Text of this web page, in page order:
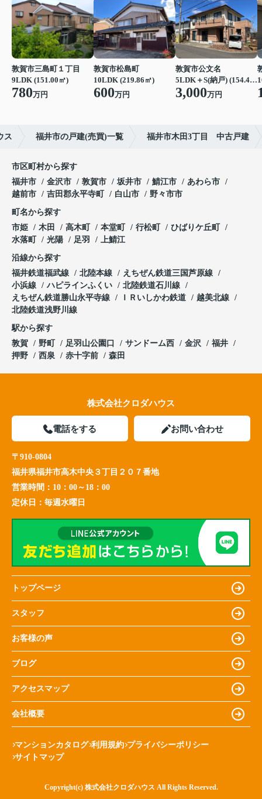
敦賀市三島町１丁目
9LDK (151.00㎡)
780万円
敦賀市松島町
10LDK (219.86㎡)
600万円
敦賀市公文名
5LDK＋S(納戸) (154.44㎡)
3,000万円
ス 福井市の戸建(売買)一覧 福井市木田3丁目 中古戸建
市区町村から探す
福井市
金沢市 敦賀市 坂井市 鯖江市
あわら市
越前市
吉田郡永平寺町 白山市 野々市市
町名から探す
市姫
木田 高木町 本堂町 行松町
ひばりケ丘町
水落町
光陽 足羽 上鯖江
沿線から探す
福井鉄道福武線
北陸本線
えちぜん鉄道三国芦原線
小浜線
ハピラインふくい
北陸鉄道石川線
えちぜん鉄道勝山永平寺線
ＩＲいしかわ鉄道
越美北線
北陸鉄道浅野川線
駅から探す
敦賀
野町 足羽山公園口 サンドーム西 金沢
福井
押野
西泉 赤十字前 森田
株式会社クロダハウス
電話をする お問い合わせ
〒910-0804
福井県福井市高木中央３丁目２０７番地
営業時間： 10：00～18：00
定休日： 毎週水曜日
トップページ
スタッフ
お客様の声
ブログ
アクセスマップ
会社概要
マンションカタログ 利用規約 プライバシーポリシー
サイトマップ
Copyright(c) 株式会社クロダハウス All Rights Reserved.